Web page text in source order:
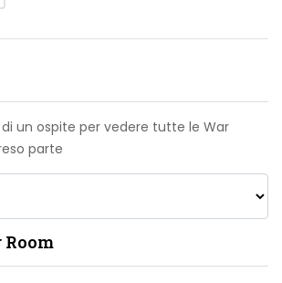
un ospite per vedere tutte le War
parte